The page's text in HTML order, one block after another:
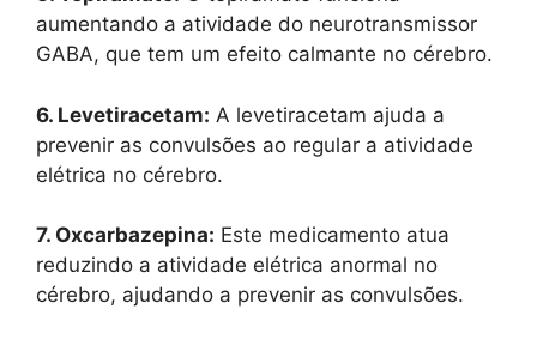
aumentando a atividade do neurotransmissor
GABA, que tem um efeito calmante no cérebro.
6. Levetiracetam: A levetiracetam ajuda a
prevenir as convulsões ao regular a atividade
elétrica no cérebro.
7. Oxcarbazepina: Este medicamento atua
reduzindo a atividade elétrica anormal no
cérebro, ajudando a prevenir as convulsões.